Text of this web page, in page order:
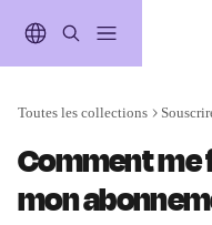
Toutes les collections
Comment me
mon